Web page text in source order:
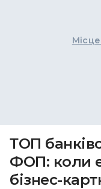
ТОП
ФОП: коли
бізнес-